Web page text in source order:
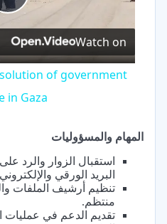
Watch on
of government
Gaza.
المهام والمسؤوليات
استقبال الزوار والرد
البريد الورقي
تنظيم أرشيف الملفات
منتظم.
تقديم الدعم في عمليات